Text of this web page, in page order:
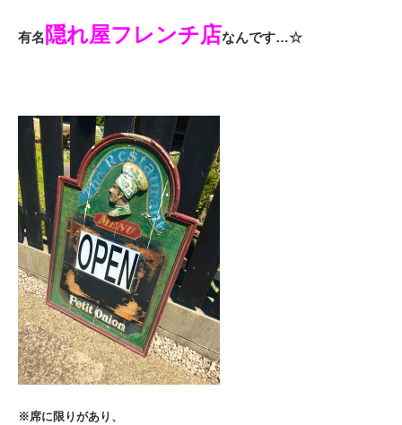
有名 隠れ屋フレンチ店なんです…☆
※席に限りがあり、